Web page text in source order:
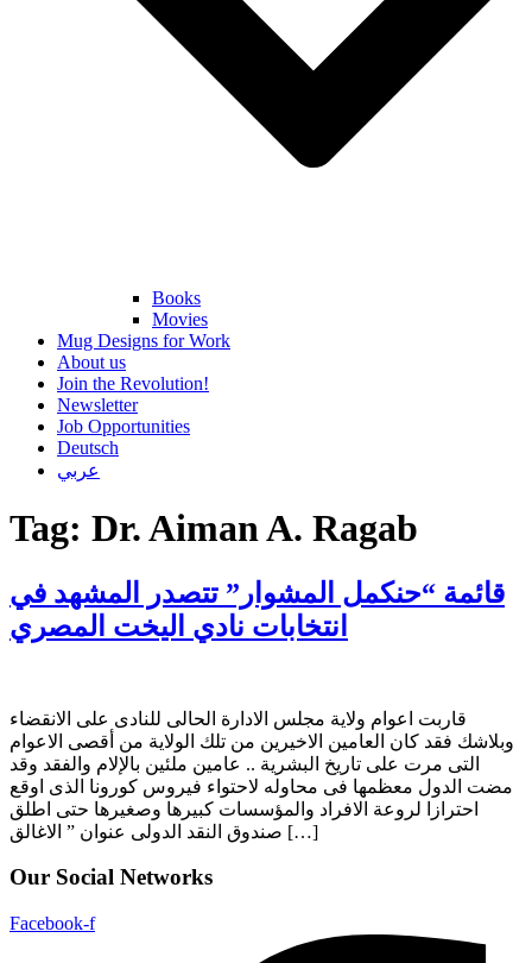
Books
Movies
Mug Designs for Work
About us
Join the Revolution!
Newsletter
Job Opportunities
Deutsch
عربي
Tag: Dr. Aiman A. Ragab
قائمة “حنكمل المشوار” تتصدر المشهد في
انتخابات نادي اليخت المصري
قاربت اعوام ولاية مجلس الادارة الحالى للنادى على الانقضاء
وبلاشك فقد كان العامين الاخيرين من تلك الولاية من أقصى الاعوام
التى مرت على تاريخ البشرية .. عامين ملئين بالإلام والفقد وقد
مضت الدول معظمها فى محاوله لاحتواء فيروس كورونا الذى اوقع
احترازا لروعة الافراد والمؤسسات كبيرها وصغيرها حتى اطلق
صندوق النقد الدولى عنوان ” الاغالق […]
Our Social Networks
Facebook-f